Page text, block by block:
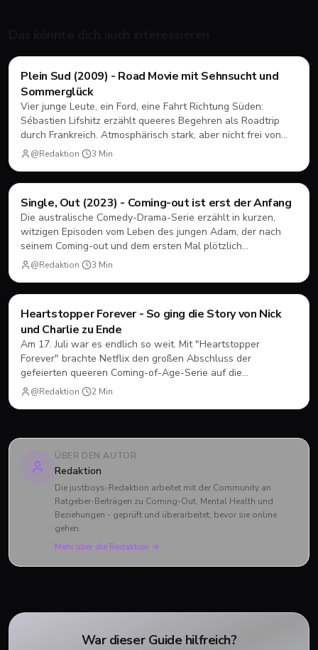
Filme & Serien
Plein Sud (2009) - Road Movie mit Sehnsucht und
Sommerglück
Vier junge Leute, ein Ford, eine Fahrt Richtung Süden:
Sébastien Lifshitz erzählt queeres Begehren als Roadtrip
durch Frankreich. Atmosphärisch stark, aber nicht frei von
Längen.
@Redaktion· 3 Min
Filme & Serien
Single, Out (2023) - Coming-out ist erst der Anfang
Die australische Comedy-Drama-Serie erzählt in kurzen,
witzigen Episoden vom Leben des jungen Adam, der nach
seinem Coming-out und dem ersten Mal plötzlich
herausfinden muss, wie Dating, Freundschaft und Familie
unter neuen Vorzeichen funktionieren.
@Redaktion· 3 Min
Filme & Serien
Heartstopper Forever - So ging die Story von Nick
und Charlie zu Ende
Am 17. Juli war es endlich so weit. Mit "Heartstopper
Forever" brachte Netflix den großen Abschluss der
gefeierten queeren Coming-of-Age-Serie auf die
Bildschirme. Statt einer vierten Staffel gab es diesmal einen
abendfüllenden Spielfilm. Wir blicken zurück, wie sich Nick
@Redaktion· 2 Min
ÜBER DEN AUTOR
Redaktion
Die justboys-Redaktion arbeitet mit der Community an
Ratgeber-Beiträgen zu Coming-Out, Mental Health und
Beziehungen - geprüft und überarbeitet, bevor sie online
gehen.
Mehr über die Redaktion →
War dieser Guide hilfreich?